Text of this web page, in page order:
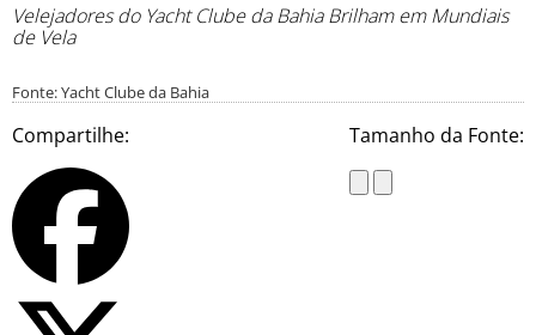
Velejadores do Yacht Clube da Bahia Brilham em Mundiais
de Vela
Fonte: Yacht Clube da Bahia
Compartilhe: Tamanho da Fonte: